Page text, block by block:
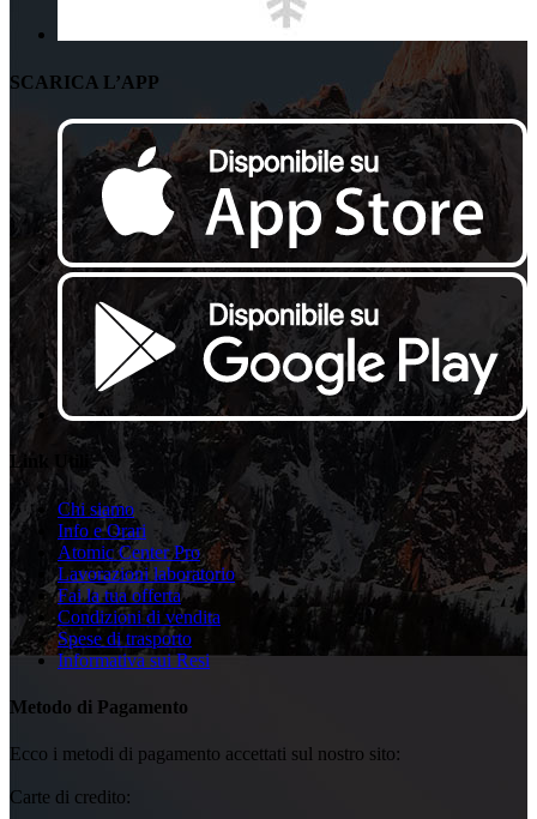
SCARICA L’APP
Link Utili
Chi siamo
Info e Orari
Atomic Center Pro
Lavorazioni laboratorio
Fai la tua offerta
Condizioni di vendita
Spese di trasporto
Informativa sui Resi
Metodo di Pagamento
Ecco i metodi di pagamento accettati sul nostro sito:
Carte di credito: